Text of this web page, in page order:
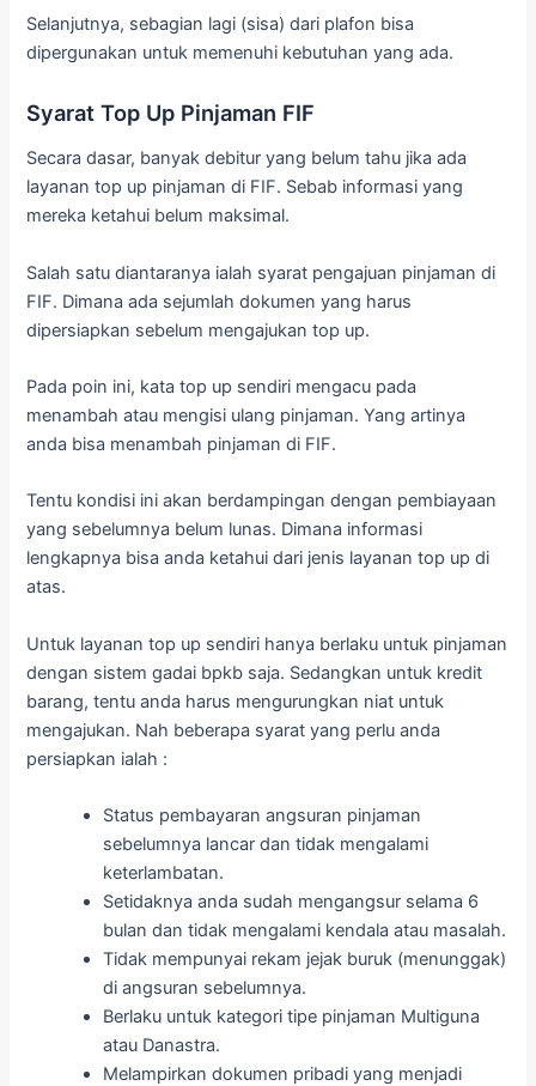
Selanjutnya, sebagian lagi (sisa) dari plafon bisa
dipergunakan untuk memenuhi kebutuhan yang ada.
Syarat Top Up Pinjaman FIF
Secara dasar, banyak debitur yang belum tahu jika ada
layanan top up pinjaman di FIF. Sebab informasi yang
mereka ketahui belum maksimal.
Salah satu diantaranya ialah syarat pengajuan pinjaman di
FIF. Dimana ada sejumlah dokumen yang harus
dipersiapkan sebelum mengajukan top up.
Pada poin ini, kata top up sendiri mengacu pada
menambah atau mengisi ulang pinjaman. Yang artinya
anda bisa menambah pinjaman di FIF.
Tentu kondisi ini akan berdampingan dengan pembiayaan
yang sebelumnya belum lunas. Dimana informasi
lengkapnya bisa anda ketahui dari jenis layanan top up di
atas.
Untuk layanan top up sendiri hanya berlaku untuk pinjaman
dengan sistem gadai bpkb saja. Sedangkan untuk kredit
barang, tentu anda harus mengurungkan niat untuk
mengajukan. Nah beberapa syarat yang perlu anda
persiapkan ialah :
Status pembayaran angsuran pinjaman
sebelumnya lancar dan tidak mengalami
keterlambatan.
Setidaknya anda sudah mengangsur selama 6
bulan dan tidak mengalami kendala atau masalah.
Tidak mempunyai rekam jejak buruk (menunggak)
di angsuran sebelumnya.
Berlaku untuk kategori tipe pinjaman Multiguna
atau Danastra.
Melampirkan dokumen pribadi yang menjadi